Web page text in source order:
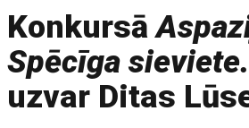
Konkursā
Spēcīga
uzvar Ditas